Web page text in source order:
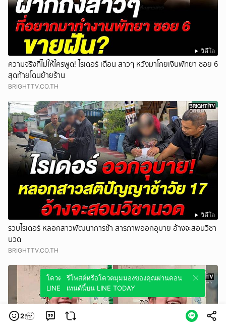
วิดีโอ
ความจริงที่ไม่ให้ใครพูด! ไรเดอร์ เตือน สาวๆ หวังมาโกยเงินพัทยา ซอย 6
สุดท้ายโดนย้ายร้าน
BRIGHTTV.CO.TH
วิดีโอ
รวบไรเดอร์ หลอกสาวพัฒนาการช้า สารภาพออกอุบาย อ้างจะสอนวิชา
นวด
BRIGHTTV.CO.TH
2
โควตมุมมองของคุณผ่านคอนเทนต์นี้บน
LINE TODAY
รีโพสต์หรือโควตมุมมองของคุณผ่านคอน
เทนต์นี้บน LINE TODAY